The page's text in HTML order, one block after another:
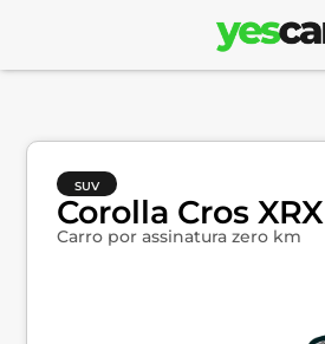
SUV
Corolla Cros XRX
Carro por assinatura zero km